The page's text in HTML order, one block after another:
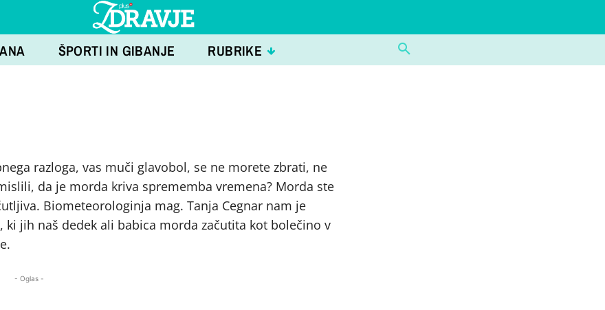
ŠPORTI IN GIBANJE RUBRIKE
razloga, vas muči glavobol, se ne morete zbrati, ne
da je morda kriva sprememba vremena? Morda ste
Biometeorologinja mag. Tanja Cegnar nam je
jih naš dedek ali babica morda začutita kot bolečino v
- Oglas -